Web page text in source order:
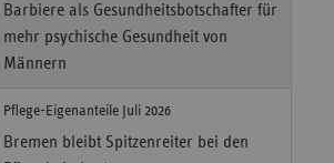
Barbiere als Gesundheitsbotschafter für
mehr psychische Gesundheit von
Männern
Pflege-Eigenanteile Juli 2026
Bremen bleibt Spitzenreiter bei den